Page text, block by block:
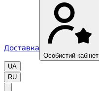
Доставка
Особистий кабінет
UA
RU